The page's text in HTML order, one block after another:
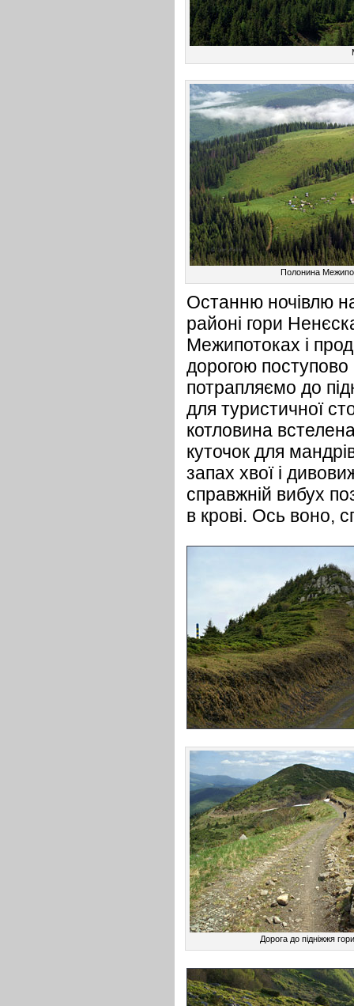
Полонина
Останню ночівлю
районі гори
Межипотоках і
дорогою
потрапляємо до
для туристичної
котловина
куточок для
запах хвої і
справжній вибух
в крові. Ось воно,
Дорога до підніжжя